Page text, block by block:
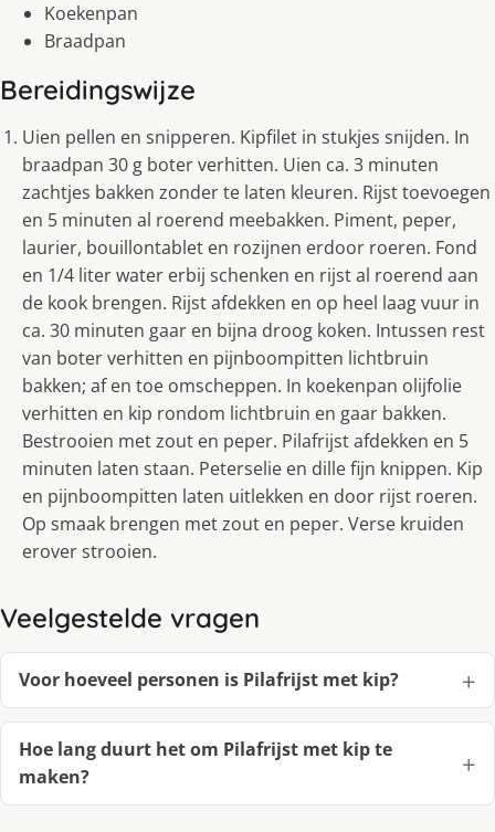
Koekenpan
Braadpan
Bereidingswijze
Uien pellen en snipperen. Kipfilet in stukjes snijden. In
braadpan 30 g boter verhitten. Uien ca. 3 minuten
zachtjes bakken zonder te laten kleuren. Rijst toevoegen
en 5 minuten al roerend meebakken. Piment, peper,
laurier, bouillontablet en rozijnen erdoor roeren. Fond
en 1/4 liter water erbij schenken en rijst al roerend aan
de kook brengen. Rijst afdekken en op heel laag vuur in
ca. 30 minuten gaar en bijna droog koken. Intussen rest
van boter verhitten en pijnboompitten lichtbruin
bakken; af en toe omscheppen. In koekenpan olijfolie
verhitten en kip rondom lichtbruin en gaar bakken.
Bestrooien met zout en peper. Pilafrijst afdekken en 5
minuten laten staan. Peterselie en dille fijn knippen. Kip
en pijnboompitten laten uitlekken en door rijst roeren.
Op smaak brengen met zout en peper. Verse kruiden
erover strooien.
Veelgestelde vragen
Voor hoeveel personen is Pilafrijst met kip?
Hoe lang duurt het om Pilafrijst met kip te
maken?